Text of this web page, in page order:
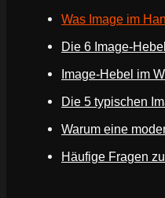
Was Image im
Die 6 Image-
Image-Hebel im
Die 5 typischen
Warum eine
Häufige Fragen